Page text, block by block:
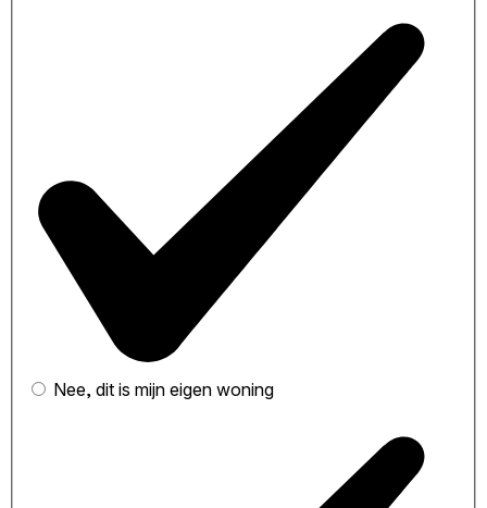
Nee, dit is mijn eigen woning